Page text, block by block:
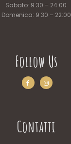
Sabato: 9:30 – 24:00
Domenica: 9:30 – 22:00
Follow Us
Contatti